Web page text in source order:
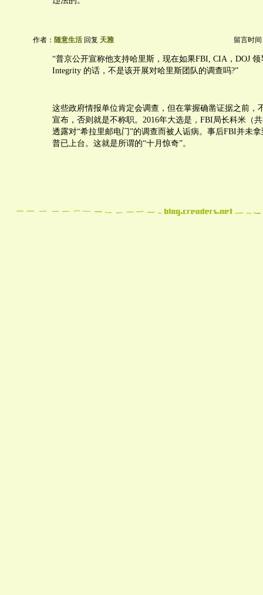
作者： 随意生活 回复 天雅 留言时间
“普京公开宣称他支持哈里斯，现在如果FBI, CIA，DOJ
Integrity 的话，不是该开展对哈里斯团队的调查吗?”
这些政府情报单位肯定会调查，但在掌握确凿证据之前，
宣布，否则就是不称职。2016年大选是，FBI局长科米（
透露对“希拉里邮电门”的调查而被人诟病。事后FBI并未
普已上台。这就是所谓的“十月惊奇”。